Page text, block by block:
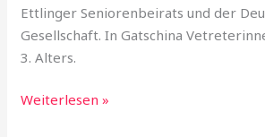
Ettlinger Seniorenbeirats und der
Gesellschaft. In Gatschina
3. Alters.
Weiterlesen »